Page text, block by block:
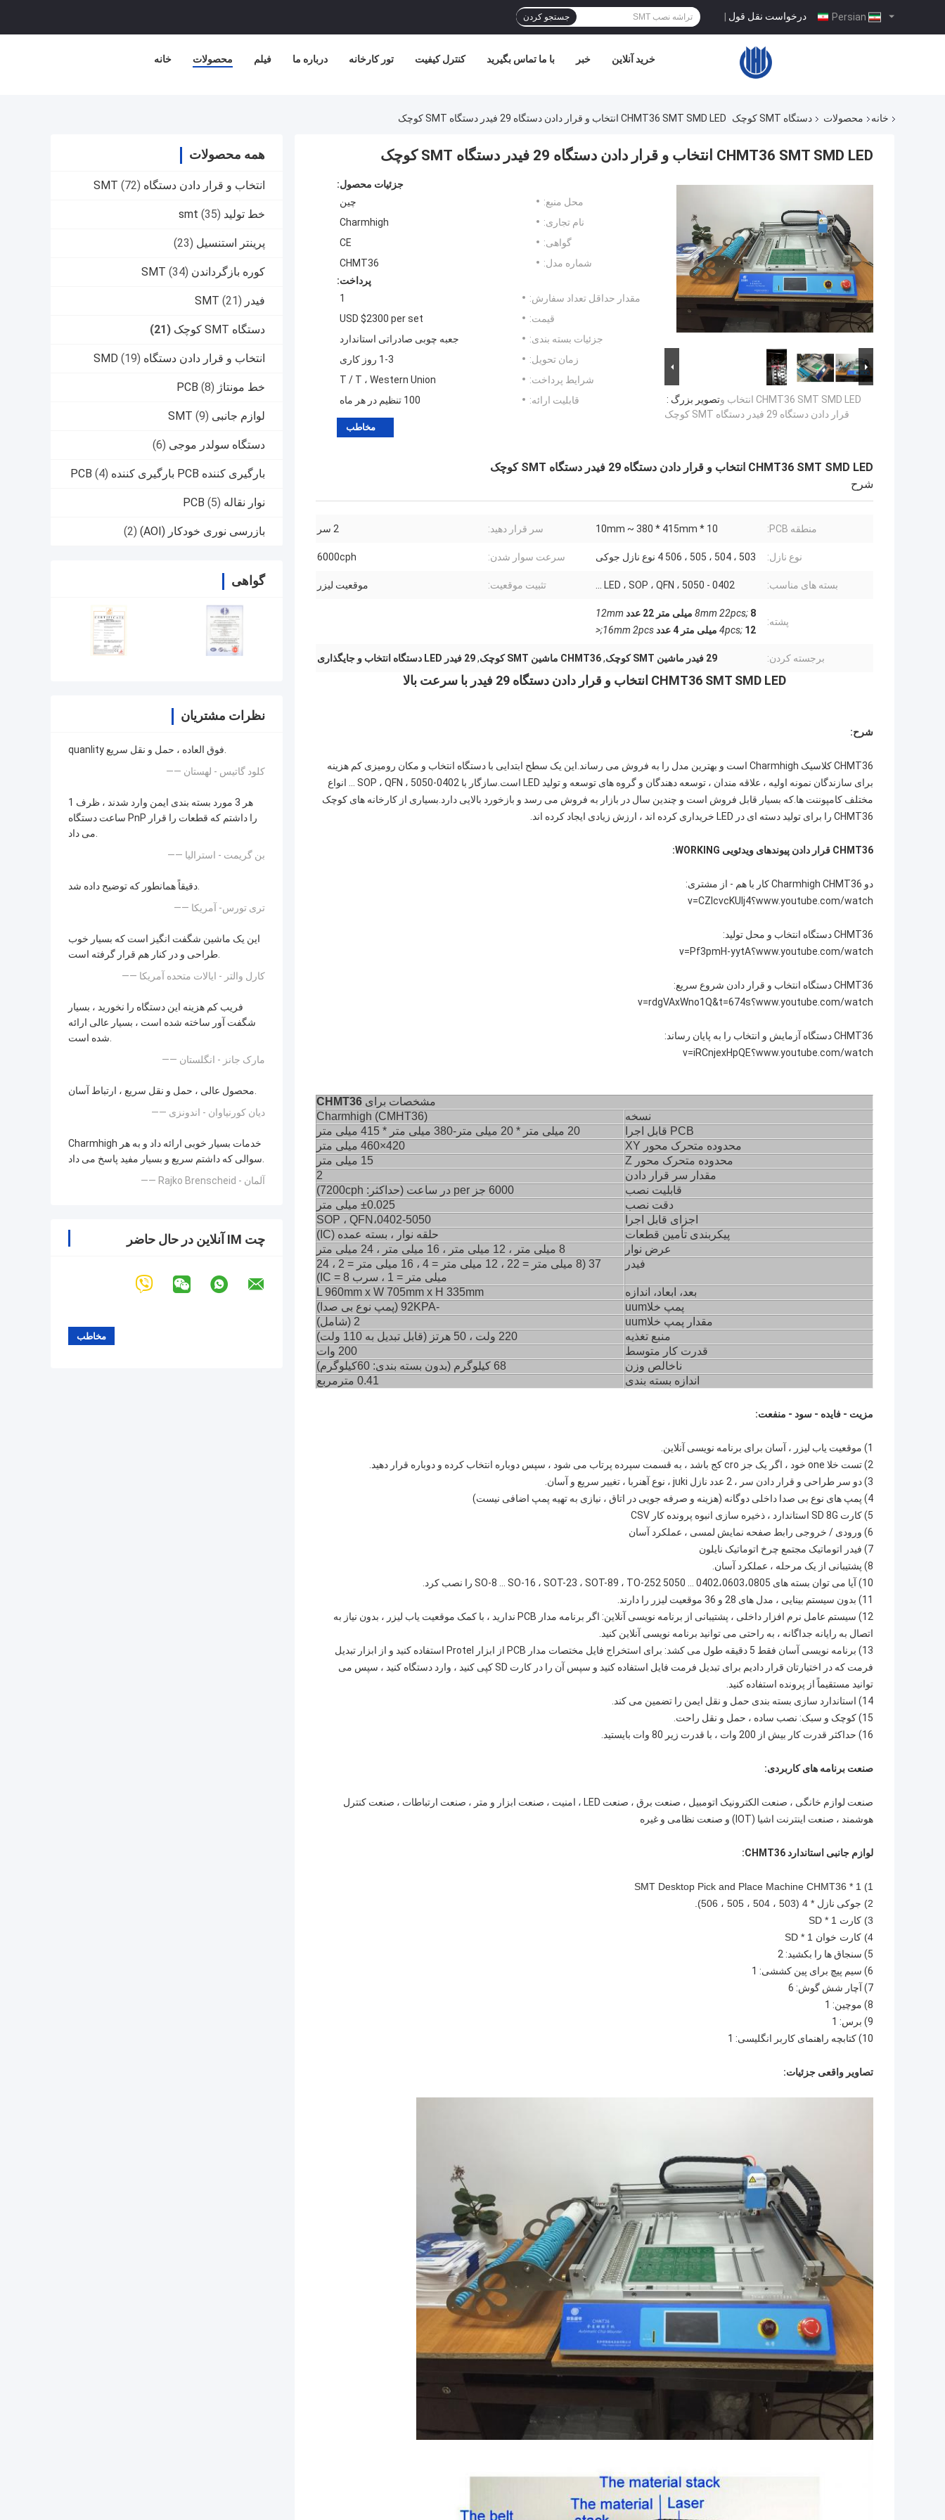
درخواست نقل قول | جستجو کردن
خانه محصولات فیلم درباره ما تور کارخانه کنترل کیفیت با ما تماس بگیرید خبر خرید آنلاین
خانه محصولات دستگاه SMT کوچک CHMT36 SMT SMD LED انتخاب و قرار دادن دستگاه 29 فیدر دستگاه SMT کوچک
همه محصولات
انتخاب و قرار دادن دستگاه SMT (72)
خط تولید smt (35)
پرینتر استنسیل (23)
کوره بازگرداندن SMT (34)
فیدر SMT (21)
دستگاه SMT کوچک (21)
انتخاب و قرار دادن دستگاه SMD (19)
خط مونتاژ PCB (8)
لوازم جانبی SMT (9)
دستگاه سولدر موجی (6)
بارگیری کننده PCB بارگیری کننده PCB (4)
نوار نقاله PCB (5)
بازرسی نوری خودکار (AOI) (2)
گواهی
نظرات مشتریان
quanlity فوق العاده ، حمل و نقل سریع.
—— کلود گاتیس - لهستان
هر 3 مورد بسته بندی ایمن وارد شدند ، ظرف 1
ساعت دستگاه PnP را داشتم که قطعات را قرار
می داد.
—— بن گریمت - استرالیا
دقیقاً همانطور که توضیح داده شد.
—— تری تورس- آمریکا
این یک ماشین شگفت انگیز است که بسیار خوب
طراحی و در کنار هم قرار گرفته است.
—— کارل والتر - ایالات متحده آمریکا
فریب کم هزینه این دستگاه را نخورید ، بسیار
شگفت آور ساخته شده است ، بسیار عالی ارائه
شده است.
—— مارک جانز - انگلستان
محصول عالی ، حمل و نقل سریع ، ارتباط آسان.
—— دیان کورنیاوان - اندونزی
Charmhigh خدمات بسیار خوبی ارائه داد و به هر
سوالی که داشتم سریع و بسیار مفید پاسخ می داد.
—— Rajko Brenscheid - آلمان
چت IM آنلاین در حال حاضر
CHMT36 SMT SMD LED انتخاب و قرار دادن دستگاه 29 فیدر دستگاه SMT کوچک
تصویر بزرگ :CHMT36 SMT SMD LED انتخاب و
قرار دادن دستگاه 29 فیدر دستگاه SMT کوچک
جزئیات محصول:
محل منبع:
چین
نام تجاری:
Charmhigh
گواهی:
CE
شماره مدل:
CHMT36
پرداخت:
مقدار حداقل تعداد سفارش:
1
قیمت:
USD $2300 per set
جزئیات بسته بندی:
جعبه چوبی صادراتی استاندارد
زمان تحویل:
1-3 روز کاری
شرایط پرداخت:
T / T ، Western Union
قابلیت ارائه:
100 تنظیم در هر ماه
مخاطب
CHMT36 SMT SMD LED انتخاب و قرار دادن دستگاه 29 فیدر دستگاه SMT کوچک
شرح
منطقه PCB: 10 * 10mm ~ 380 * 415mm سر قرار دهید: 2 سر
نوع نازل: 503 ، 504 ، 505 ، 506 4 نوع نازل جوکی سرعت سوار شدن: 6000cph
بسته های مناسب: 0402 - 5050 ، LED ، SOP ، QFN ... تثبیت موقعیت: موقعیت لیزر
پشته:
8mm 22pcs; 8 میلی متر 22 عدد
12mm
4pcs; 12 میلی متر 4 عدد 16mm 2pcs;<
برجسته کردن: 29 فیدر ماشین SMT کوچک ,CHMT36 ماشین SMT کوچک ,29 فیدر LED دستگاه انتخاب و جایگذاری
CHMT36 SMT SMD LED انتخاب و قرار دادن دستگاه 29 فیدر با سرعت بالا
شرح:
CHMT36 کلاسیک Charmhigh است و بهترین مدل را به فروش می رساند.این یک سطح ابتدایی با دستگاه انتخاب و مکان رومیزی کم هزینه
برای سازندگان نمونه اولیه ، علاقه مندان ، توسعه دهندگان و گروه های توسعه و تولید LED است.سازگار با 0402-5050 ، SOP ، QFN ... انواع
مختلف کامپوننت ها.که بسیار قابل فروش است و چندین سال در بازار به فروش می رسد و بازخورد بالایی دارد.بسیاری از کارخانه های کوچک
CHMT36 را برای تولید دسته ای در LED خریداری کرده اند ، ارزش زیادی ایجاد کرده اند.
CHMT36 قرار دادن پیوندهای ویدئویی WORKING:
دو Charmhigh CHMT36 کار با هم - از مشتری:
www.youtube.com/watch؟v=CZIcvcKUIj4
CHMT36 دستگاه انتخاب و محل تولید:
www.youtube.com/watch؟v=Pf3pmH-yytA
CHMT36 دستگاه انتخاب و قرار دادن شروع سریع:
www.youtube.com/watch؟v=rdgVAxWno1Q&t=674s
CHMT36 دستگاه آزمایش و انتخاب را به پایان رساند:
www.youtube.com/watch؟v=iRCnjexHpQE
مشخصات برای CHMT36
نسخه
Charmhigh (CMHT36)
PCB قابل اجرا
20 میلی متر * 20 میلی متر-380 میلی متر * 415 میلی متر
محدوده متحرک محور XY
420
×460 میلی متر
محدوده متحرک محور Z
15 میلی متر
مقدار سر قرار دادن
2
قابلیت نصب
6000 جز per در ساعت (حداکثر: 7200cph)
دقت نصب
±0.025 میلی متر
اجزای قابل اجرا
0402-5050، SOP ، QFN
پیکربندی تأمین قطعات
حلقه نوار ، بسته عمده (IC)
عرض نوار
8 میلی متر ، 12 میلی متر ، 16 میلی متر ، 24 میلی متر
فیدر
37 (8 میلی متر = 22 ، 12 میلی متر = 4 ، 16 میلی متر = 2 ، 24
میلی متر = 1 ، سرب IC = 8)
بعد، ابعاد، اندازه
L 960mm x W 705mm x H 335mm
پمپ خلاuum
-92KPA (پمپ نوع بی صدا)
مقدار پمپ خلاuum
2 (شامل)
منبع تغذیه
220 ولت ، 50 هرتز (قابل تبدیل به 110 ولت
)
قدرت کار متوسط
200 وات
ناخالص وزن 68 کیلوگرم (بدون بسته بندی: 60
کیلوگرم)
اندازه بسته بندی
0.41 مترمربع
مزیت - فایده - سود - منفعت:
1) موقعیت یاب لیزر ، آسان برای برنامه نویسی آنلاین.
2) تست خلا one خود ، اگر یک جز cro کج باشد ، به قسمت سپرده پرتاب می شود ، سپس دوباره انتخاب کرده و دوباره قرار دهید.
3) دو سر طراحی و قرار دادن سر ، 2 عدد نازل juki ، نوع آهنربا ، تغییر سریع و آسان.
4) پمپ های نوع بی صدا داخلی دوگانه (هزینه و صرفه جویی در اتاق ، نیازی به تهیه پمپ اضافی نیست)
5) کارت SD 8G استاندارد ، ذخیره سازی انبوه پرونده کار CSV
6) ورودی / خروجی رابط صفحه نمایش لمسی ، عملکرد آسان
7) فیدر اتوماتیک مجتمع چرخ اتوماتیک نایلون
8) پشتیبانی از یک مرحله ، عملکرد آسان.
10) آیا می توان بسته های 0402،0603،0805 ... 5050 SO-8 ... SO-16 ، SOT-23 ، SOT-89 ، TO-252 را نصب کرد.
11) بدون سیستم بینایی ، مدل های 28 و 36 موقعیت لیزر را دارند.
12) سیستم عامل نرم افزار داخلی ، پشتیبانی از برنامه نویسی آنلاین: اگر برنامه مدار PCB ندارید ، با کمک موقعیت یاب لیزر ، بدون نیاز به
اتصال به رایانه جداگانه ، به راحتی می توانید برنامه نویسی آنلاین کنید.
13) برنامه نویسی آسان فقط 5 دقیقه طول می کشد: برای استخراج فایل مختصات مدار PCB از ابزار Protel استفاده کنید و از ابزار تبدیل
فرمت که در اختیارتان قرار دادیم برای تبدیل فرمت فایل استفاده کنید و سپس آن را در کارت SD کپی کنید ، وارد دستگاه کنید ، سپس می
توانید مستقیماً از پرونده استفاده کنید.
14) استاندارد سازی بسته بندی حمل و نقل ایمن را تضمین می کند.
15) کوچک و سبک: نصب ساده ، حمل و نقل راحت.
16) حداکثر قدرت کار بیش از 200 وات ، با قدرت زیر 80 وات بایستید.
صنعت برنامه های کاربردی:
صنعت لوازم خانگی ، صنعت الکترونیک اتومبیل ، صنعت برق ، صنعت LED ، امنیت ، صنعت ابزار و متر ، صنعت ارتباطات ، صنعت کنترل
هوشمند ، صنعت اینترنت اشیا (IOT) و صنعت نظامی و غیره
لوازم جانبی استاندارد CHMT36:
1) SMT Desktop Pick and Place Machine CHMT36 * 1
2)
جوکی نازل * 4 (503 ، 504 ، 505 ، 506).
3) کارت SD * 1
4) کارت خوان SD * 1
5) سنجاق ها را بکشید: 2
6) سیم پیچ برای پین کششی: 1
7) آچار شش گوش: 6
8) موچین: 1
9) برس: 1
10) کتابچه راهنمای کاربر انگلیسی: 1
تصاویر واقعی جزئیات: